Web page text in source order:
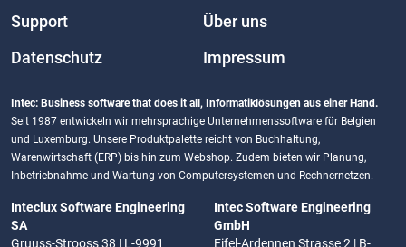
Support Über uns
Datenschutz Impressum
Intec: Business software that does it all, Informatiklösungen aus einer Hand.
Seit 1987 entwickeln wir mehrsprachige Unternehmenssoftware für Belgien
und Luxemburg. Unsere Produktpalette reicht von Buchhaltung,
Warenwirtschaft (ERP) bis hin zum Webshop. Zudem bieten wir Planung,
Inbetriebnahme und Wartung von Computersystemen und Rechnernetzen.
Inteclux Software Engineering
SA
Gruuss-Strooss 38 | L-9991
Intec Software Engineering
GmbH
Eifel-Ardennen Strasse 2 | B-